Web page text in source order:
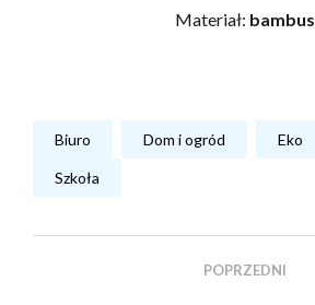
Materiał: bambus
Biuro Dom i ogród Eko
Szkoła
POPRZEDNI